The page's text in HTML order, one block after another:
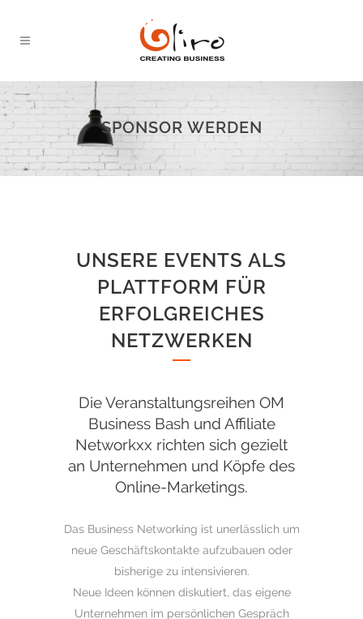
SPONSOR WERDEN
UNSERE EVENTS ALS
PLATTFORM FÜR
ERFOLGREICHES
NETZWERKEN
Die Veranstaltungsreihen OM
Business Bash und Affiliate
Networkxx richten sich gezielt
an Unternehmen und Köpfe des
Online-Marketings.
Das Business Networking ist unerlässlich um
neue Geschäftskontakte aufzubauen oder
bisherige zu intensivieren.
Neue Ideen können diskutiert, das eigene
Unternehmen im persönlichen Gespräch